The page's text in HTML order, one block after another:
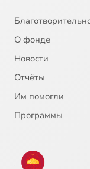
О фонде
Новости
Отчёты
Им помогли
Программы